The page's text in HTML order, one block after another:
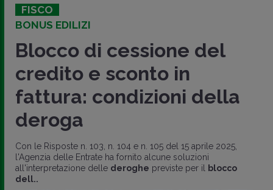
FISCO
BONUS EDILIZI
Blocco di cessione del
credito e sconto in
fattura: condizioni della
deroga
Con le Risposte n. 103, n. 104 e n. 105 del 15 aprile 2025,
l'Agenzia delle Entrate ha fornito alcune soluzioni
all'interpretazione delle deroghe previste per il
blocco
dell..